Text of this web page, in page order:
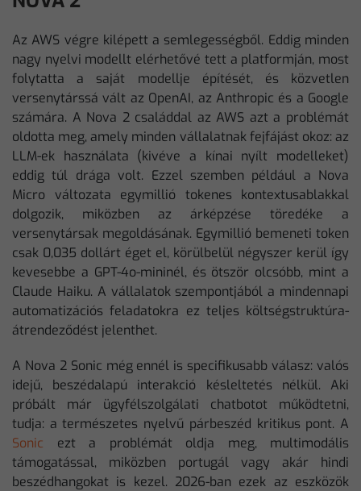
Az AWS végre kilépett a semlegességből. Eddig minden
nagy nyelvi modellt elérhetővé tett a platformján, most
folytatta a saját modellje építését, és közvetlen
versenytárssá vált az OpenAI, az Anthropic és a Google
számára. A Nova 2 családdal az AWS azt a problémát
oldotta meg, amely minden vállalatnak fejfájást okoz: az
LLM-ek használata (kivéve a kínai nyílt modelleket)
eddig túl drága volt. Ezzel szemben például a Nova
Micro változata egymillió tokenes kontextusablakkal
dolgozik, miközben az árképzése töredéke a
versenytársak megoldásának. Egymillió bemeneti token
csak 0,035 dollárt éget el, körülbelül négyszer kerül így
kevesebbe a GPT-4o-mininél, és ötször olcsóbb, mint a
Claude Haiku. A vállalatok szempontjából a mindennapi
automatizációs feladatokra ez teljes költségstruktúra-
átrendeződést jelenthet.
A Nova 2 Sonic még ennél is specifikusabb válasz: valós
idejű, beszédalapú interakció késleltetés nélkül. Aki
próbált már ügyfélszolgálati chatbotot működtetni,
tudja: a természetes nyelvű párbeszéd kritikus pont. A
Sonic ezt a problémát oldja meg, multimodális
támogatással, miközben portugál vagy akár hindi
beszédhangokat is kezel. 2026-ban ezek az eszközök